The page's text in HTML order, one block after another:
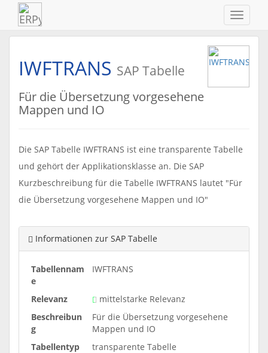
ein-/
IWFTRANS SAP Tabelle
Für die Übersetzung vorgesehene
Mappen und IO
Die SAP Tabelle IWFTRANS ist eine transparente Tabelle
und gehört der Applikationsklasse an. Die SAP
Kurzbeschreibung für die Tabelle IWFTRANS lautet "Für
die Übersetzung vorgesehene Mappen und IO"
Informationen zur SAP Tabelle
Tabellennam
e
IWFTRANS
Relevanz
mittelstarke Relevanz
Beschreibun
g
Für die Übersetzung vorgesehene
Mappen und IO
Tabellentyp
transparente Tabelle